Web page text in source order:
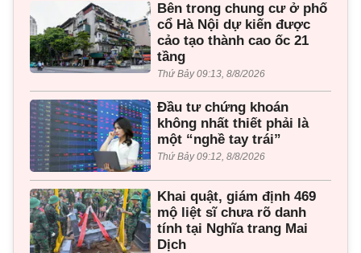
Bên trong chung cư ở phố
cổ Hà Nội dự kiến được
cảo tạo thành cao ốc 21
tầng
Thứ Bảy 09:13, 8/8/2026
Đầu tư chứng khoán
không nhất thiết phải là
một “nghề tay trái”
Thứ Bảy 09:12, 8/8/2026
Khai quật, giám định 469
mộ liệt sĩ chưa rõ danh
tính tại Nghĩa trang Mai
Dịch